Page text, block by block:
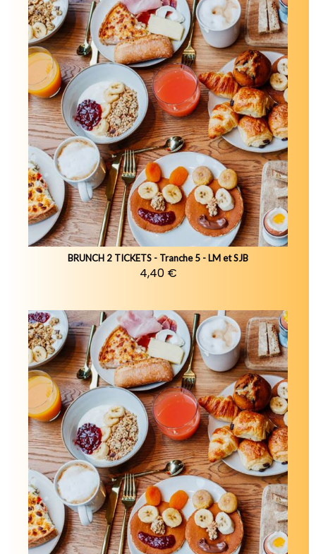
BRUNCH 2 TICKETS - Tranche 5 - LM et SJB
4,40 €